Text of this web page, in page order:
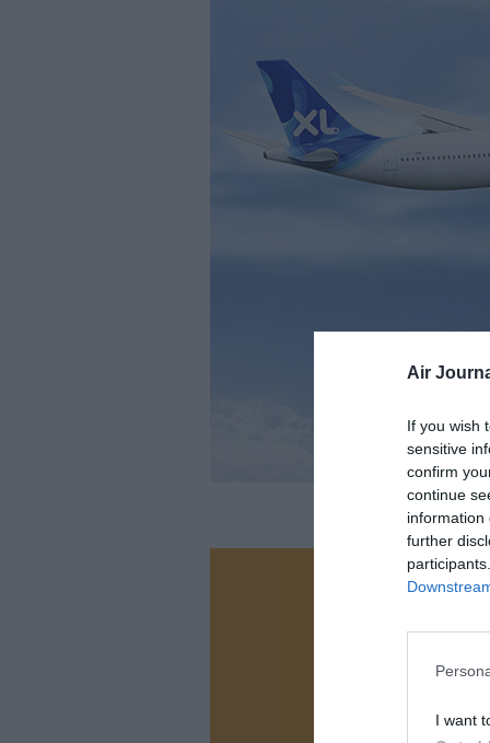
Air
If you wish
sensitive
confirm
continue
information
further
I want
Vous